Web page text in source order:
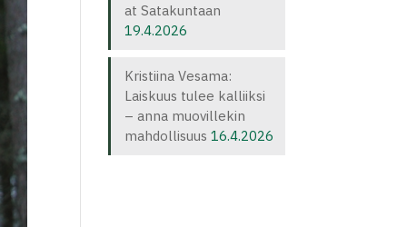
at Satakuntaan
19.4.2026
Kristiina Vesama:
Laiskuus tulee kalliiksi
– anna muovillekin
mahdollisuus 16.4.2026